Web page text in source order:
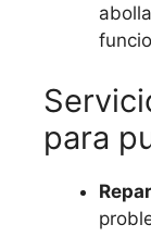
para